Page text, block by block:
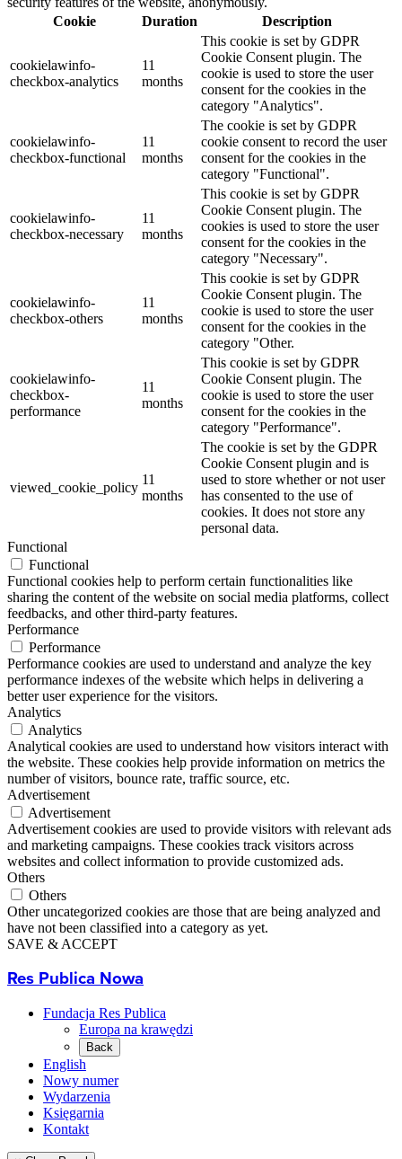
Cookie
Duration Description
cookielawinfo-
checkbox-analytics
11
months
This cookie is set by GDPR
Cookie Consent plugin. The
cookie is used to store the user
consent for the cookies in the
category "Analytics".
cookielawinfo-
checkbox-functional
11
months
The cookie is set by GDPR
cookie consent to record the user
consent for the cookies in the
category "Functional".
cookielawinfo-
checkbox-necessary
11
months
This cookie is set by GDPR
Cookie Consent plugin. The
cookies is used to store the user
consent for the cookies in the
category "Necessary".
cookielawinfo-
checkbox-others
11
months
This cookie is set by GDPR
Cookie Consent plugin. The
cookie is used to store the user
consent for the cookies in the
category "Other.
cookielawinfo-
checkbox-
performance
11
months
This cookie is set by GDPR
Cookie Consent plugin. The
cookie is used to store the user
consent for the cookies in the
category "Performance".
viewed_cookie_policy
11
months
The cookie is set by the GDPR
Cookie Consent plugin and is
used to store whether or not user
has consented to the use of
cookies. It does not store any
personal data.
Functional
Functional
Functional cookies help to perform certain functionalities like
sharing the content of the website on social media platforms, collect
feedbacks, and other third-party features.
Performance
Performance
Performance cookies are used to understand and analyze the key
performance indexes of the website which helps in delivering a
better user experience for the visitors.
Analytics
Analytics
Analytical cookies are used to understand how visitors interact with
the website. These cookies help provide information on metrics the
number of visitors, bounce rate, traffic source, etc.
Advertisement
Advertisement
Advertisement cookies are used to provide visitors with relevant ads
and marketing campaigns. These cookies track visitors across
websites and collect information to provide customized ads.
Others
Others
Other uncategorized cookies are those that are being analyzed and
have not been classified into a category as yet.
SAVE & ACCEPT
Res Publica Nowa
Fundacja Res Publica
Europa na krawędzi
Back
English
Nowy numer
Wydarzenia
Księgarnia
Kontakt